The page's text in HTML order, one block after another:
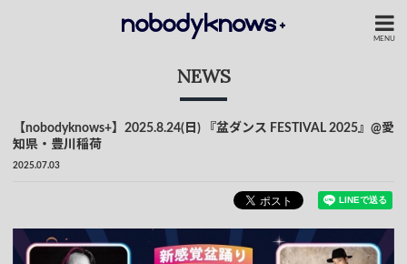
MENU
NEWS
【nobodyknows+】2025.8.24(日) 『盆ダンス FESTIVAL 2025』@愛
知県・豊川稲荷
2025.07.03